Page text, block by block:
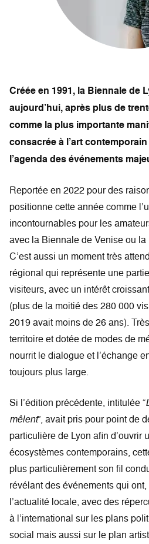
Créée en 1991, la Biennale de Lyon s’affirme
aujourd’hui, après plus de
comme la plus importante
consacrée à l’art
l’agenda des événements
Reportée en 2022 pour des
positionne cette année comme
incontournables pour les
avec la Biennale de Venise ou
C’est aussi un moment très
régional qui représente une
visiteurs, avec un intérêt
(plus de la moitié des 280 000
2019 avait moins de 26 ans).
territoire et dotée de modes de
nourrit le dialogue et l’échange
toujours plus large.
Si l’édition précédente, intitulée “
mêlent”, avait pris pour point de
particulière de Lyon afin d’ouvrir
écosystèmes contemporains,
plus particulièrement son fil
révélant des événements qui
l’actualité locale, avec des
à l’international sur les plans
social mais aussi sur le plan